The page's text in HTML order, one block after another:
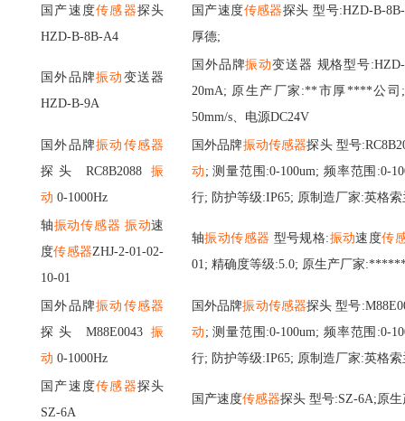
国产速度传感器探头
HZD-B-8B-A4
国产速度传感器探头 型号:HZD-B-
厚德;
国外品牌振动 变送器
HZD-B-9A
国外品牌振动变送器 规格型号
20mA; 原生产厂家:**市厚****公司
50mm/s、电源DC24V
国外品牌振动传感器
探头
RC8B2088振
动 0-1000Hz
国外品牌振动传感器探头 型号
动 ; 测量范围:0-100um; 频率范围:0-
行; 防护等级:IP65; 原制造厂家:英格索
轴振动传感器 振动速
度传感器ZHJ-2-01-02-
10-01
轴振动传感器 型号规格:振动速度传
01; 精确度等级:5.0; 原生产厂家
国外品牌振动传感器
探头
M88E0043振
动 0-1000Hz
国外品牌振动传感器探头 型号
动 ; 测量范围:0-100um; 频率范围:0-
行; 防护等级:IP65; 原制造厂家:英格索
国产速度传感器探头
SZ-6A
国产速度传感器探头 型号:SZ-6A;原